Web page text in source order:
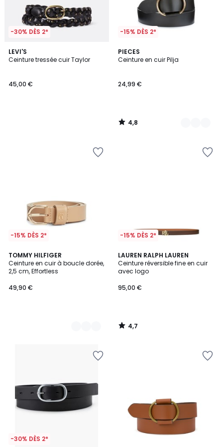
-30% DÈS 2*
LEVI'S
Ceinture tressée cuir Taylor
45,00 €
-15% DÈS 2*
PIECES
Ceinture en cuir Pilja
24,99 €
4,8
/ 5
2
Couleurs
4,8
/
-15% DÈS 2*
TOMMY HILFIGER
Ceinture en cuir à boucle dorée,
2,5 cm, Effortless
49,90 €
2
Couleurs
-15% DÈS 2*
LAUREN RALPH LAUREN
Ceinture réversible fine en cuir
avec logo
95,00 €
4,7
/ 5
4,7
/
-30% DÈS 2*